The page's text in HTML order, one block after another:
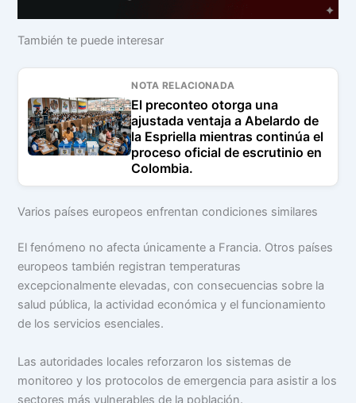
También te puede interesar
NOTA RELACIONADA
El preconteo otorga una
ajustada ventaja a Abelardo de
la Espriella mientras continúa el
proceso oficial de escrutinio en
Colombia.
Varios países europeos enfrentan condiciones similares
El fenómeno no afecta únicamente a Francia. Otros países
europeos también registran temperaturas
excepcionalmente elevadas, con consecuencias sobre la
salud pública, la actividad económica y el funcionamiento
de los servicios esenciales.
Las autoridades locales reforzaron los sistemas de
monitoreo y los protocolos de emergencia para asistir a los
sectores más vulnerables de la población.